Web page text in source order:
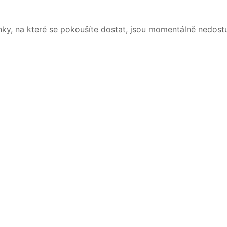
na které se pokoušíte dostat, jsou momentálně